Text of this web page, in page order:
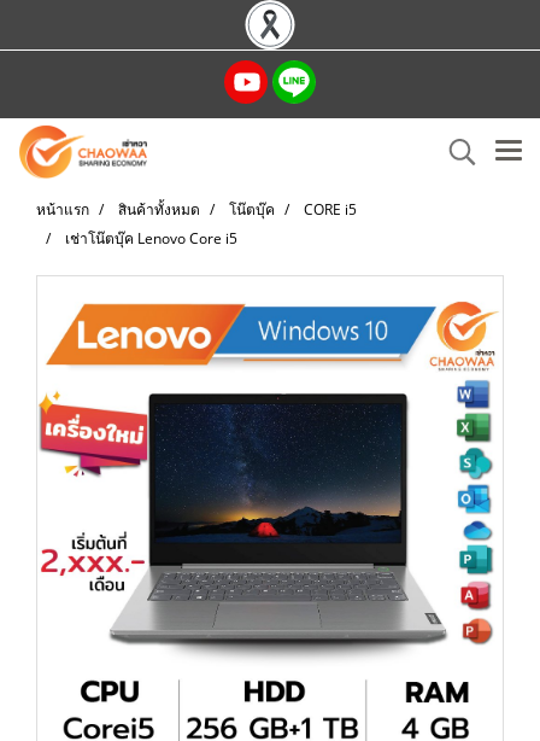
หน้าแรก สินค้าทั้งหมด โน๊ตบุ๊ค
CORE i5
เช่าโน๊ตบุ๊ค Lenovo Core i5